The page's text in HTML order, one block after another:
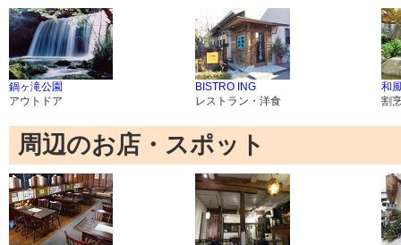
鍋ヶ滝公園
アウトドア
BISTRO ING
レストラン・洋食
和
割
周辺のお店・スポット